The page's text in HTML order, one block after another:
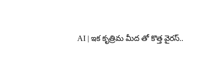
AI | ఇక కృత్రిమ మీద తో కొత్త వైరస్..